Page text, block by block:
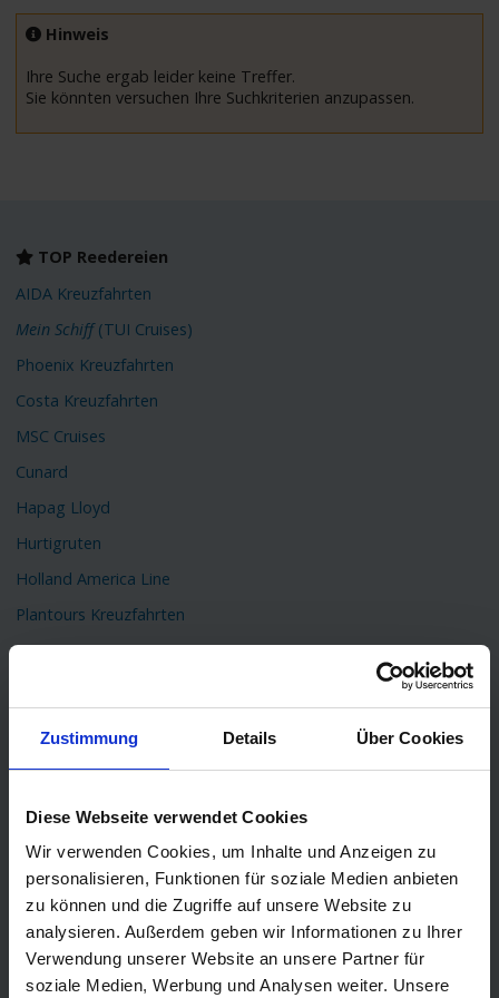
Zustimmung Details Über Cookies
Diese Webseite verwendet Cookies
Wir verwenden Cookies, um Inhalte und Anzeigen zu
personalisieren, Funktionen für soziale Medien anbieten
zu können und die Zugriffe auf unsere Website zu
analysieren. Außerdem geben wir Informationen zu Ihrer
Verwendung unserer Website an unsere Partner für
soziale Medien, Werbung und Analysen weiter. Unsere
Hinweis
Ihre Suche ergab leider keine Treffer.
Sie könnten versuchen Ihre Suchkriterien anzupassen.
TOP Reedereien
AIDA Kreuzfahrten
Mein Schiff(TUI Cruises)
Phoenix Kreuzfahrten
Costa Kreuzfahrten
MSC Cruises
Cunard
Hapag Lloyd
Hurtigruten
Holland America Line
Plantours Kreuzfahrten
Orient Kreuzfahrt
Kreuzfahrt Mittelmeer
Kreuzfahrt Nordkap
Kreuzfahrt Asien
Kreuzfahrt Island
Kreuzfahrt Südamerika